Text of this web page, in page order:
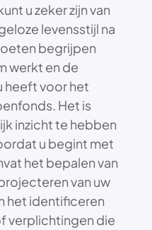
u zeker zijn van
levensstijl na
begrijpen
werkt en de
heeft voor het
Het is
inzicht te hebben
u begint met
het bepalen van
van uw
het identificeren
verplichtingen die